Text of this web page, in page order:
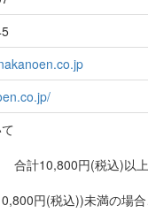
合計10,800円(税込)以
円(税込))未満の場